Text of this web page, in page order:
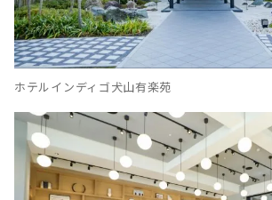
ホテルインディゴ犬山有楽苑